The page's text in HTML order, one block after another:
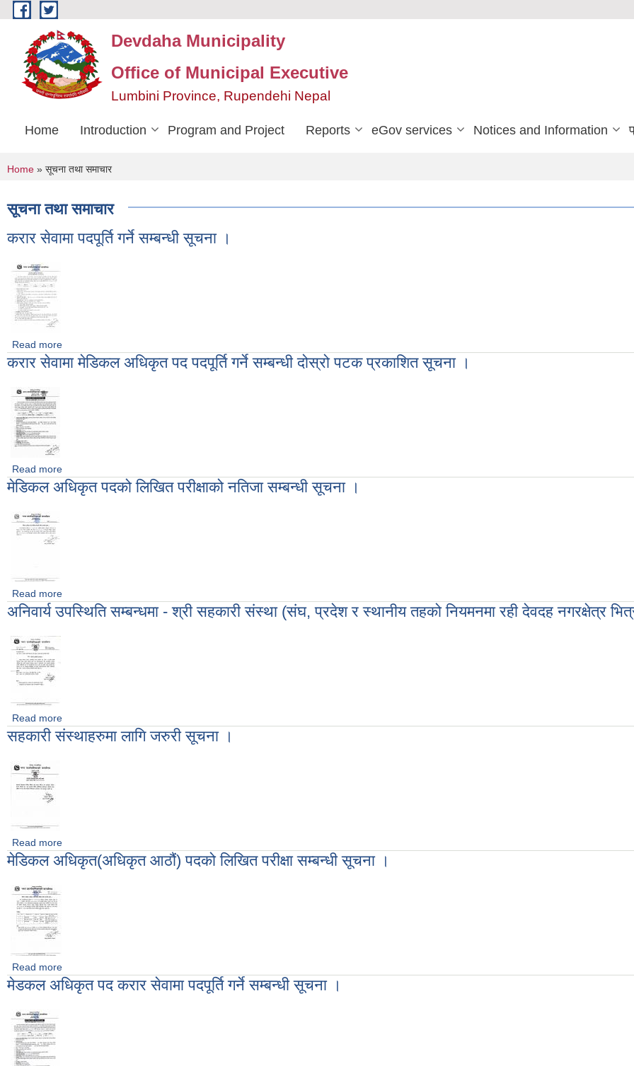
Skip to main content
Devdaha Municipality
Office of Municipal Executive
Lumbini Province, Rupendehi Nepal
Home Introduction Program and Project Reports eGov services Notices and Information
You are here
Home » सूचना तथा समाचार
सूचना तथा समाचार
करार सेवामा पदपूर्ति गर्ने सम्बन्धी सूचना ।
Read more
करार सेवामा मेडिकल अधिकृत पद पदपूर्ति गर्ने सम्बन्धी दोस्रो पटक प्रकाशित सूचना ।
Read more
मेडिकल अधिकृत पदको लिखित परीक्षाको नतिजा सम्बन्धी सूचना ।
Read more
अनिवार्य उपस्थिति सम्बन्धमा - श्री सहकारी संस्था (संघ, प्रदेश र स्थानीय तहको नियमनमा रही देवदह नगरक्षेत्र
Read more
सहकारी संस्थाहरुमा लागि जरुरी सूचना ।
Read more
मेडिकल अधिकृत(अधिकृत आठौं) पदको लिखित परीक्षा सम्बन्धी सूचना ।
Read more
मेडकल अधिकृत पद करार सेवामा पदपूर्ति गर्ने सम्बन्धी सूचना ।